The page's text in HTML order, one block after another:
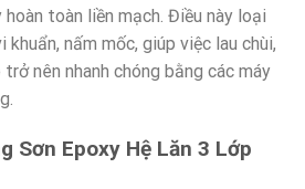
hoàn toàn liền mạch. Điều này loại
nấm mốc, giúp việc lau chùi,
nên nhanh chóng bằng các máy
Sơn Epoxy Hệ Lăn 3 Lớp